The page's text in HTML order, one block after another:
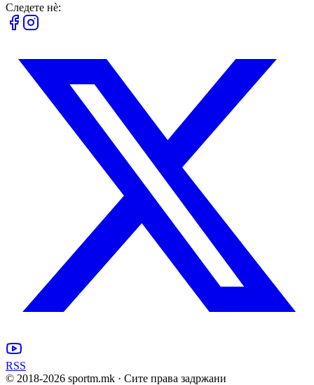
Следете нè:
RSS
© 2018-2026 sportm.mk · Сите права задржани